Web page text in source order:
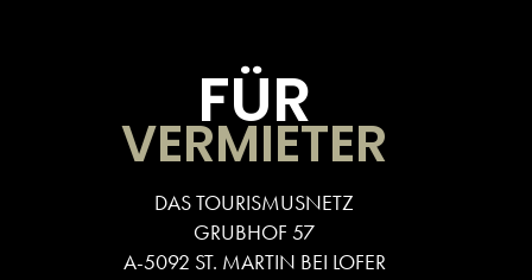
FÜR
VERMIETER
DAS TOURISMUSNETZ
GRUBHOF 57
A-5092 ST. MARTIN BEI LOFER